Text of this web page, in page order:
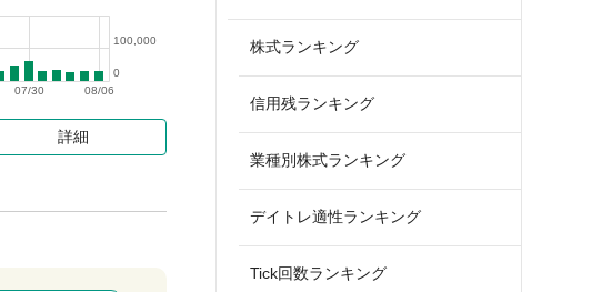
08/06
07/30
0
100,000
詳細
株式ランキング
信用残ランキング
業種別株式ランキング
デイトレ適性ランキング
Tick回数ランキング